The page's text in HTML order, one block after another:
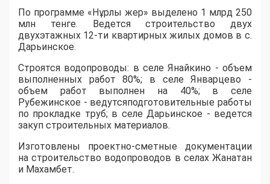
По программе «Нұрлы жер» выделено 1 млрд 250
млн тенге. Ведется строительство двух
двухэтажных 12-ти квартирных жилых домов в с.
Дарьинское.
Строятся водопроводы: в селеЯнайкино - объем
выполненных работ 80%; в селеЯнварцево
-
объем работ выполнен на 40%; в селе
Рубежинское - ведутсяподготовительные работы
по прокладке труб; в селеДарьинское - ведется
закуп строительных материалов.
Изготовлены проектно-сметные документации
на строительство водопроводов в селах Жанатан
и Махамбет.